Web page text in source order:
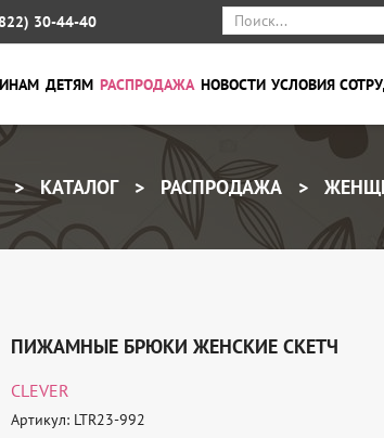
30-44-40
ДЕТЯМ РАСПРОДАЖА НОВОСТИ УСЛОВИЯ
КАТАЛОГ РАСПРОДАЖА
ПИЖАМНЫЕ БРЮКИ ЖЕНСКИЕ СКЕТЧ
CLEVER
Артикул: LTR23-992